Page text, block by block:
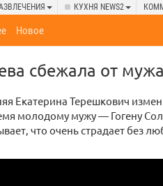
КУХНЯ NEWS2
Новое
сбежала от мужа
Екатерина Терешкович
молодому мужу — Гогену
что очень страдает без